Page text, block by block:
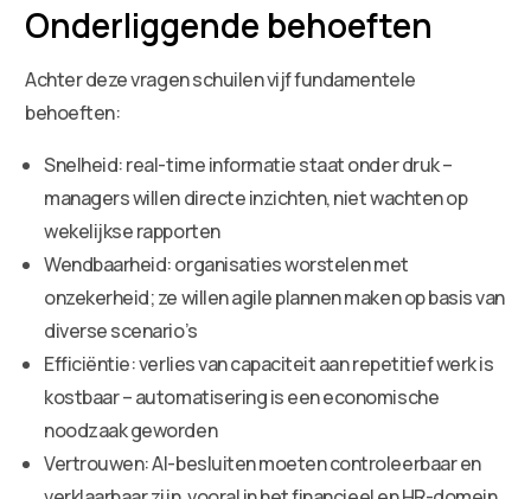
Onderliggende behoeften
Achter deze vragen schuilen vijf fundamentele
behoeften:
Snelheid: real-time informatie staat onder druk –
managers willen directe inzichten, niet wachten op
wekelijkse rapporten
Wendbaarheid: organisaties worstelen met
onzekerheid; ze willen agile plannen maken op basis van
diverse scenario’s
Efficiëntie: verlies van capaciteit aan repetitief werk is
kostbaar – automatisering is een economische
noodzaak geworden
Vertrouwen: AI-besluiten moeten controleerbaar en